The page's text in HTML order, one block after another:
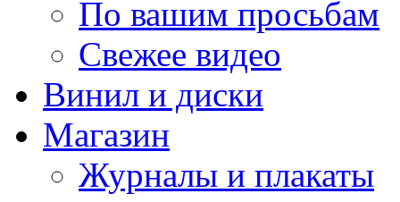
По вашим просьбам
Свежее видео
Винил и диски
Магазин
Журналы и плакаты